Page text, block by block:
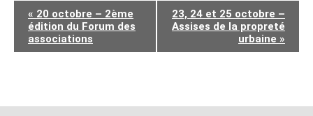
« 20 octobre – 2ème
édition du Forum des
associations
23, 24 et 25 octobre –
Assises de la propreté
urbaine »